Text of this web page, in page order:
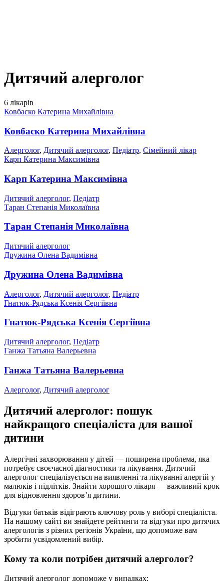
Дитячий алерголог
6 лікарів
Ковбаско Катерина Михайлівна
Ковбаско Катерина Михайлівна
Алерголог, Дитячий алерголог, Педіатр, Сімейний лікар
Карп Катерина Максимівна
Карп Катерина Максимівна
Дитячий алерголог, Педіатр
Таран Степанія Миколаївна
Таран Степанія Миколаївна
Дитячий алерголог
Дружина Олена Вадимівна
Дружина Олена Вадимівна
Алерголог, Дитячий алерголог, Педіатр
Гнатюк-Рядська Ксенія Сергіївна
Гнатюк-Рядська Ксенія Сергіївна
Дитячий алерголог, Педіатр
Ганжа Татьяна Валерьевна
Ганжа Татьяна Валерьевна
Алерголог, Дитячий алерголог
Дитячий алерголог: пошук
найкращого спеціаліста для вашої
дитини
Алергічні захворювання у дітей — поширена проблема, яка
потребує своєчасної діагностики та лікування. Дитячий
алерголог спеціалізується на виявленні та лікуванні алергій у
малюків і підлітків. Знайти хорошого лікаря — важливий крок
для відновлення здоров’я дитини.
Відгуки батьків відіграють ключову роль у виборі спеціаліста.
На нашому сайті ви знайдете рейтинги та відгуки про дитячих
алергологів з різних регіонів України, що допоможе вам
зробити усвідомлений вибір.
Кому та коли потрібен дитячий алерголог?
Дитячий алерголог допоможе у випадках: